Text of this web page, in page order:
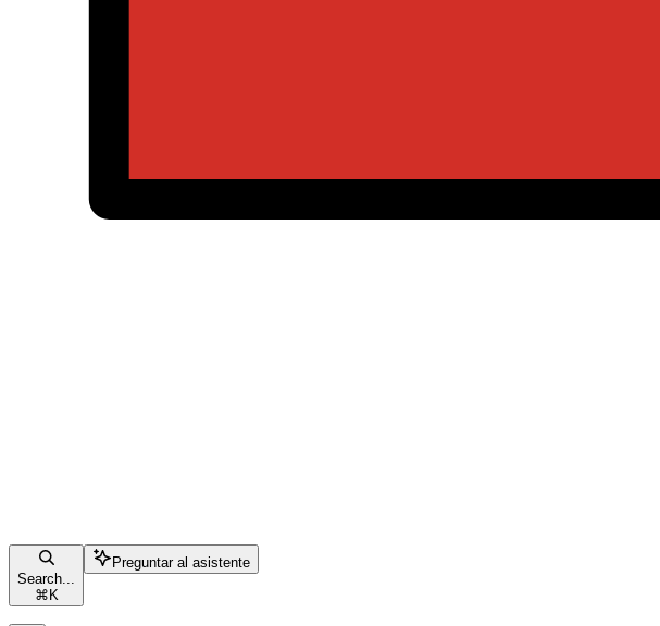
Search...
⌘ K
Preguntar al asistente